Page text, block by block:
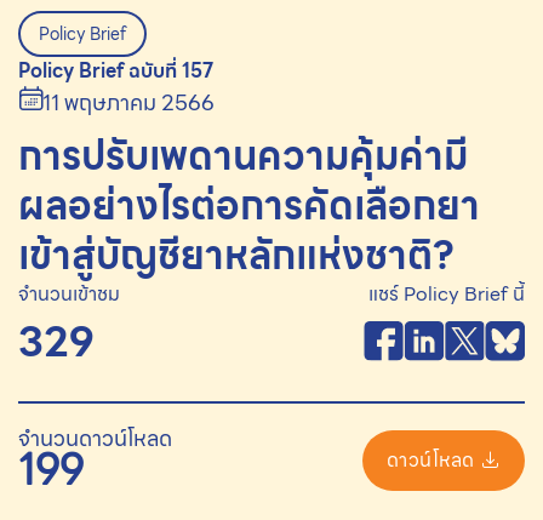
Policy Brief
Policy Brief ฉบับที่ 157
11 พฤษภาคม 2566
การปรับเพดานความคุ้มค่ามี
ผลอย่างไรต่อการคัดเลือกยา
เข้าสู่บัญชียาหลักแห่งชาติ?
จำนวนเข้าชม
329
แชร์ Policy Brief นี้
จำนวนดาวน์โหลด
199 ดาวน์โหลด